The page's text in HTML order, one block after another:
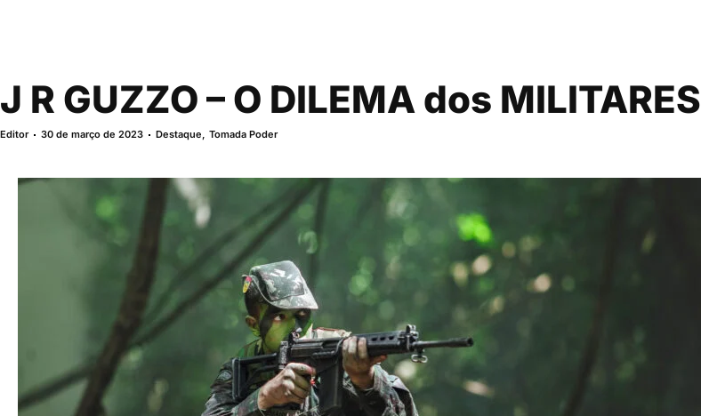
J R GUZZO – O DILEMA dos MILITARES
Editor 30 de março de 2023 Destaque,Tomada Poder